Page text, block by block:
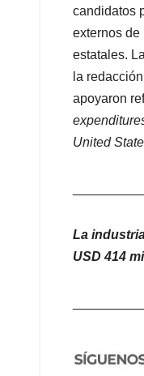
candidatos
externos
estatales.
la
apoyaron
United
La
USD 414